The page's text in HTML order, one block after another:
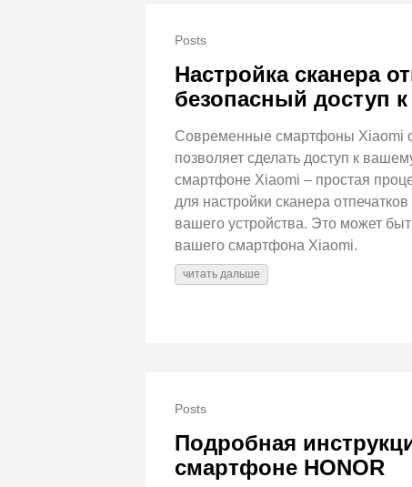
Posts
Настройка сканера
безопасный доступ
Современные смартфоны Xiaomi
позволяет сделать доступ к
смартфоне Xiaomi – простая
для настройки сканера
вашего устройства. Это может
вашего смартфона Xiaomi.
читать дальше
Posts
Подробная
смартфоне HONOR